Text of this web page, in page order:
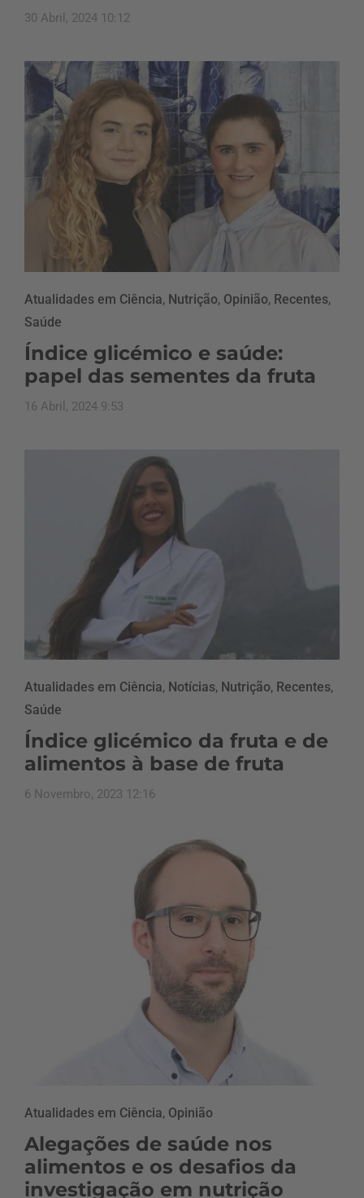
30 Abril, 2024 10:12
Atualidades em Ciência, Nutrição, Opinião, Recentes,
Saúde
Índice glicémico e saúde:
papel das sementes da fruta
16 Abril, 2024 9:53
Atualidades em Ciência, Notícias, Nutrição, Recentes,
Saúde
Índice glicémico da fruta e de
alimentos à base de fruta
6 Novembro, 2023 12:16
Atualidades em Ciência, Opinião
Alegações de saúde nos
alimentos e os desafios da
investigação em nutrição